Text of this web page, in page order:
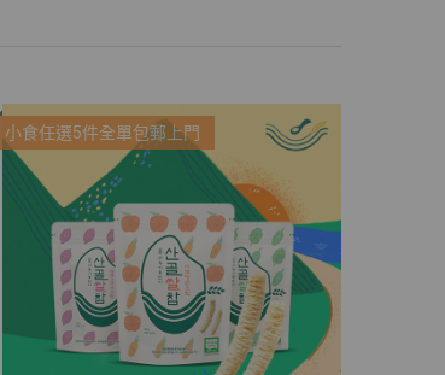
小食任選5件全單包郵上門